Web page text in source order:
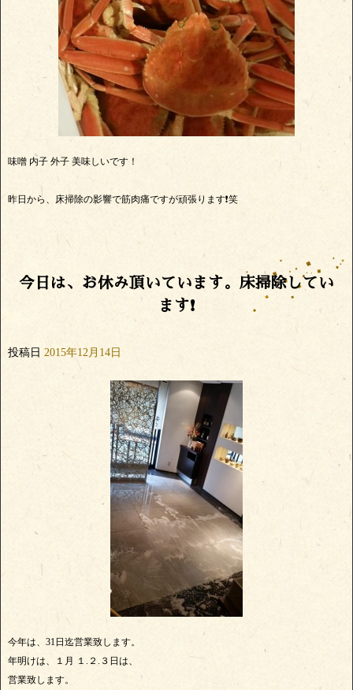
味噌 内子 外子 美味しいです！
昨日から、床掃除の影響で筋肉痛ですが頑張ります❗笑
今日は、お休み頂いています。床掃除してい
ます❗
投稿日 2015年12月14日
今年は、31日迄営業致します。
年明けは、１月 １.２.３日は、
営業致します。